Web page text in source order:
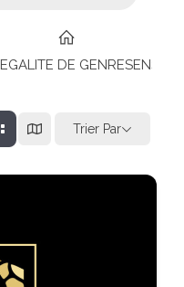
EGALITE DE GENRES
Trier Par